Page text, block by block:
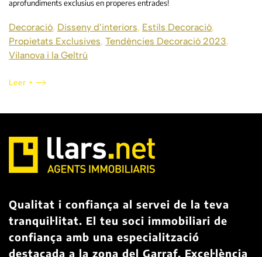
aprofundiments exclusius en properes entrades!
Decoració, Disseny d’interiors, Estils Decoració,
Propietats Exclusives, Tendències Decoració 2023,
Vilanova i la Geltrú
Leer +
Qualitat i confiança al servei de la teva
tranquil·litat. El teu soci immobiliari de
confiança amb una especialització
destacada a la zona del Garraf. Excel·lència